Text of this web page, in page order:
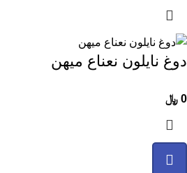
دوغ نایلون نعناع میهن
0 ﷼